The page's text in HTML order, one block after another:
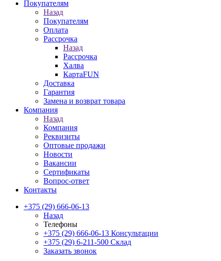
Покупателям
Назад
Покупателям
Оплата
Рассрочка
Назад
Рассрочка
Халва
КартаFUN
Доставка
Гарантия
Замена и возврат товара
Компания
Назад
Компания
Реквизиты
Оптовые продажи
Новости
Вакансии
Сертификаты
Вопрос-ответ
Контакты
+375 (29) 666-06-13
Назад
Телефоны
+375 (29) 666-06-13 Консультации
+375 (29) 6-211-500 Склад
Заказать звонок